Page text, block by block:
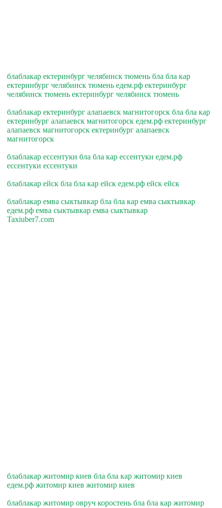
блаблакар ектеринбург челябинск тюмень бла бла кар
ектеринбург челябинск тюмень едем.рф ектеринбург
челябинск тюмень ектеринбург челябинск тюмень
блаблакар ектеринбург алапаевск магнитогорск бла бла кар
ектеринбург алапаевск магнитогорск едем.рф ектеринбург
алапаевск магнитогорск ектеринбург алапаевск
магнитогорск
блаблакар ессентуки бла бла кар ессентуки едем.рф
ессентуки ессентуки
блаблакар ейск бла бла кар ейск едем.рф ейск ейск
блаблакар емва сыктывкар бла бла кар емва сыктывкар
едем.рф емва сыктывкар емва сыктывкар
Taxiuber7.com
блаблакар житомир киев бла бла кар житомир киев
едем.рф житомир киев житомир киев
блаблакар житомир овруч коростень бла бла кар житомир